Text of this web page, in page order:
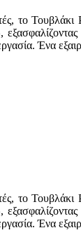
το
Ένα
το
Ένα